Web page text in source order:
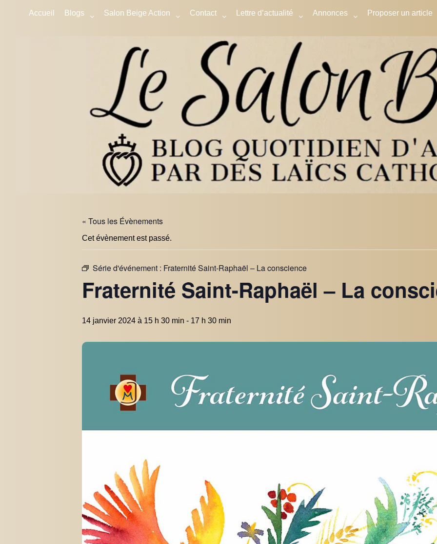
Accueil Blogs Salon Beige Action Contact Lettre d’actualité Annonces Proposer un article
« Tous les Évènements
Cet évènement est passé.
Série d'événement : Fraternité Saint-Raphaël – La conscience
Fraternité Saint-Raphaël – La
14 janvier 2024 à 15 h 30 min - 17 h 30 min